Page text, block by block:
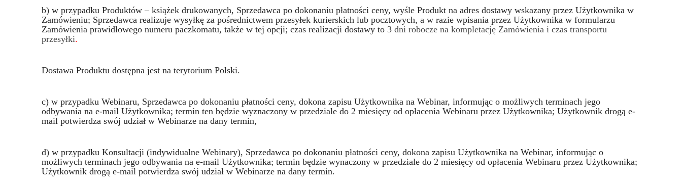
b) w przypadku Produktów – książek drukowanych, Sprzedawca po dokonaniu płatności ceny, wyśle Produkt na adres dostawy wskazany przez Użytkownika w
Zamówieniu; Sprzedawca realizuje wysyłkę za pośrednictwem przesyłek kurierskich lub pocztowych, a w razie wpisania przez Użytkownika w formularzu
Zamówienia prawidłowego numeru paczkomatu, także w tej opcji; czas realizacji dostawy to 3 dni robocze na kompletację Zamówienia i czas transportu
przesyłki.
Dostawa Produktu dostępna jest na terytorium Polski.
c) w przypadku Webinaru, Sprzedawca po dokonaniu płatności ceny, dokona zapisu Użytkownika na Webinar, informując o możliwych terminach jego
odbywania na e-mail Użytkownika; termin ten będzie wyznaczony w przedziale do 2 miesięcy od opłacenia Webinaru przez Użytkownika; Użytkownik drogą e-
mail potwierdza swój udział w Webinarze na dany termin,
d) w przypadku Konsultacji (indywidualne Webinary), Sprzedawca po dokonaniu płatności ceny, dokona zapisu Użytkownika na Webinar, informując o
możliwych terminach jego odbywania na e-mail Użytkownika; termin będzie wynaczony w przedziale do 2 miesięcy od opłacenia Webinaru przez Użytkownika;
Użytkownik drogą e-mail potwierdza swój udział w Webinarze na dany termin.